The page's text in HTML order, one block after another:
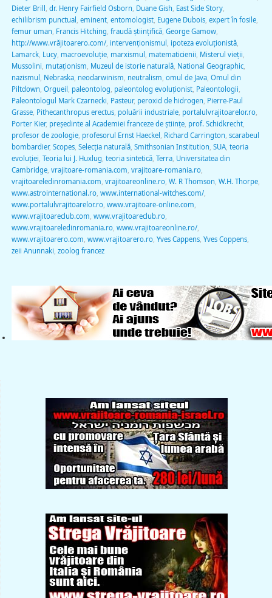
Dieter Brill
dr. Henry Fairfield Osborn Duane Gish East Side Story,
echilibrism punctual eminent, entomologist, Eugene Dubois, expert în fosile,
femur uman Francis Hitching fraudă ştiinţifică, George Gamow,
http://www.vrăjitoarero.com/, intervenţionismul ipoteza evoluţionistă,
Lamarck, Lucy, macroevoluţie, marxismul matematicienii Misterul vieţii
Mussolini mutaţionism Muzeul de istorie naturală, National Geographic,
nazismul
Nebraska, neodarwinism neutralism omul de Java, Omul din
Piltdown Orgueil paleontolog paleontolog evoluţionist, Paleontologii
Paleontologul Mark Czarnecki Pasteur, peroxid de hidrogen Pierre-Paul
Grasse, Pithecanthropus erectus, poluării industriale, portalulvrajitoarelor.ro,
Porter Kier, preşedinte al Academiei franceze de ştiinţe, prof. Schidkrecht,
profesor de zoologie, profesorul Ernst Haeckel Richard Carrington scarabeul
bombardier, Scopes, Selecţia naturală, Smithsonian Institution SUA, teoria
evoluției Teoria lui J. Huxlug teoria sintetică, Terra, Universitatea din
Cambridge, vrajitoare-romania.com vrajitoare-romania.ro,
vrajitoareledinromania.com vrajitoareonline.ro, W. R Thomson W.H. Thorpe,
www.astrointernational.ro, www.international-witches.com/,
www.portalulvrajitoarelor.ro, www.vrajitoare-online.com
www.vrajitoareclub.com www.vrajitoareclub.ro,
www.vrajitoareledinromania.ro, www.vrajitoareonline.ro/,
www.vrajitoarero.com www.vrajitoarero.ro, Yves Cappens, Yves Coppens,
zeii Anunnaki zoolog francez